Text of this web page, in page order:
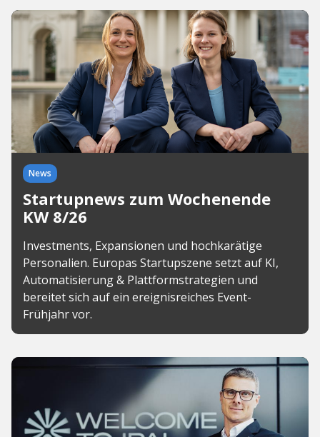
News
Startupnews zum Wochenende
KW 8/26
Investments, Expansionen und hochkarätige
Personalien. Europas Startupszene setzt auf KI,
Automatisierung & Plattformstrategien und
bereitet sich auf ein ereignisreiches Event-
Frühjahr vor.